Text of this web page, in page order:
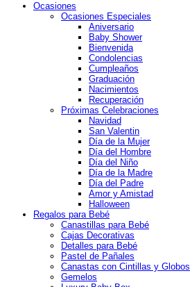
Ocasiones
Ocasiones Especiales
Aniversario
Baby Shower
Bienvenida
Condolencias
Cumpleaños
Graduación
Nacimientos
Recuperación
Próximas Celebraciones
Navidad
San Valentin
Día de la Mujer
Día del Hombre
Día del Niño
Día de la Madre
Día del Padre
Amor y Amistad
Halloween
Regalos para Bebé
Canastillas para Bebé
Cajas Decorativas
Detalles para Bebé
Pastel de Pañales
Canastas con Cintillas y Globos
Gemelos